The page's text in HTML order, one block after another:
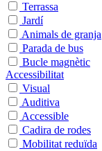
Terrassa
Jardí
Animals de granja
Parada de bus
Bucle magnètic
Accessibilitat
Visual
Auditiva
Accessible
Cadira de rodes
Mobilitat reduïda